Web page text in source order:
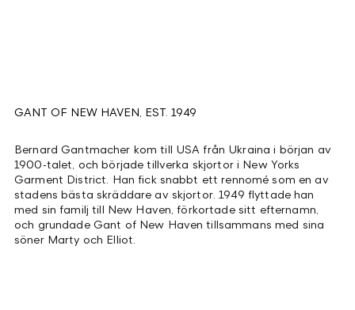
GANT OF NEW HAVEN, EST. 1949
Bernard Gantmacher kom till USA från Ukraina i början av
1900-talet, och började tillverka skjortor i New Yorks
Garment District. Han fick snabbt ett rennomé som en av
stadens bästa skräddare av skjortor. 1949 flyttade han
med sin familj till New Haven, förkortade sitt efternamn,
och grundade Gant of New Haven tillsammans med sina
söner Marty och Elliot.